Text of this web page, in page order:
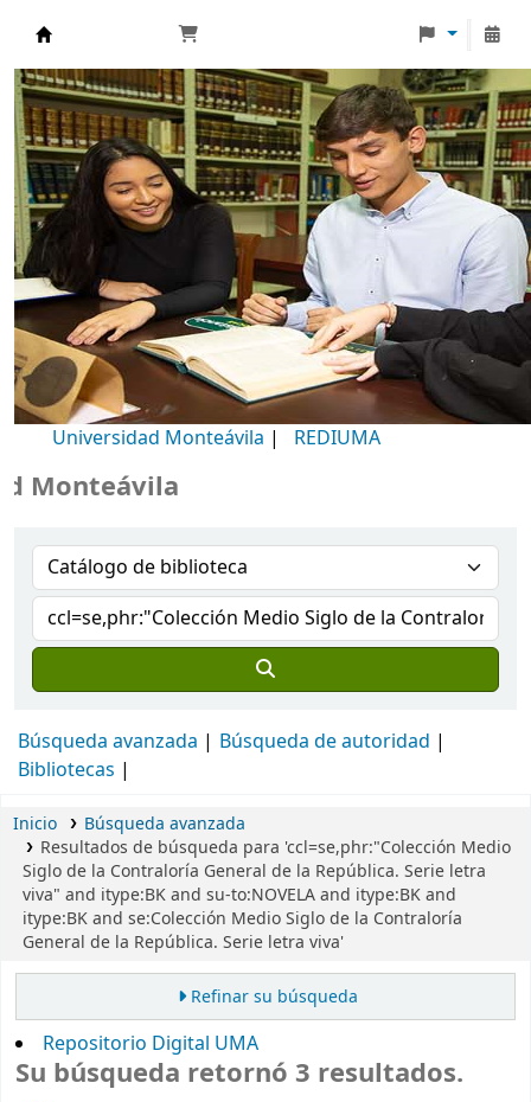
Biblioteca Universidad Monteávila
Universidad Monteávila | REDIUMA
Búsqueda avanzada
Búsqueda de autoridad
Bibliotecas
Inicio
Búsqueda avanzada
Resultados de búsqueda para 'ccl=se,phr:"Colección Medio
Siglo de la Contraloría General de la República. Serie letra
viva" and itype:BK and su-to:NOVELA and itype:BK and
itype:BK and se:Colección Medio Siglo de la Contraloría
General de la República. Serie letra viva'
Refinar su búsqueda
Repositorio Digital UMA
Su búsqueda retornó 3 resultados.